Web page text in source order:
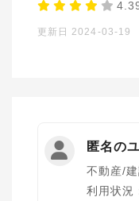
更新日 2024-03-19
匿名の
不動産/
利用状況